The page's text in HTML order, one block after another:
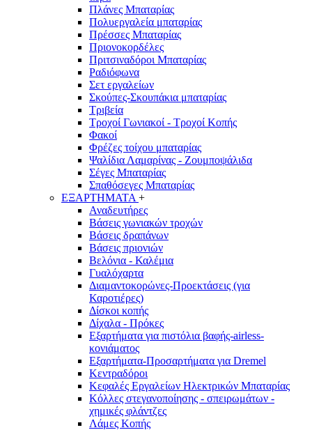
Πλάνες Μπαταρίας
Πολυεργαλεία μπαταρίας
Πρέσσες Μπαταρίας
Πριονοκορδέλες
Πριτσιναδόροι Μπαταρίας
Ραδιόφωνα
Σετ εργαλείων
Σκούπες-Σκουπάκια μπαταρίας
Τριβεία
Τροχοί Γωνιακοί - Τροχοί Κοπής
Φακοί
Φρέζες τοίχου μπαταρίας
Ψαλίδια Λαμαρίνας - Ζουμποψάλιδα
Σέγες Μπαταρίας
Σπαθόσεγες Μπαταρίας
ΕΞΑΡΤΗΜΑΤΑ +
Αναδευτήρες
Βάσεις γωνιακών τροχών
Βάσεις δραπάνων
Βάσεις πριονιών
Βελόνια - Καλέμια
Γυαλόχαρτα
Διαμαντοκορώνες-Προεκτάσεις (για
Καροτιέρες)
Δίσκοι κοπής
Δίχαλα - Πρόκες
Εξαρτήματα για πιστόλια βαφής-airless-
κονιάματος
Εξαρτήματα-Προσαρτήματα για Dremel
Κεντραδόροι
Κεφαλές Εργαλείων Ηλεκτρικών Μπαταρίας
Κόλλες στεγανοποίησης - σπειρωμάτων -
χημικές φλάντζες
Λάμες Κοπής